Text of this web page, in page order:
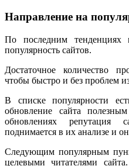
Направление на
По последним тенденциях
популярность сайтов.
Достаточное количество
чтобы быстро и без проблем
В списке популярности
обновление сайта
обновлениях репутация
поднимается в их анализе и
Следующим популярным
целевыми читателями